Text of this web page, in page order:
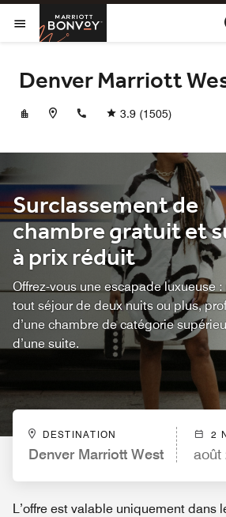
Skip to Content
Ouvrir le menu
Marriott
Denver Marriott
+13032799100
3.9 (1505)
Surclassement de
chambre gratuit et
à prix réduit
Offrez-vous une escapade luxueuse
tout séjour de deux nuits ou plus,
d’une chambre de catégorie
d’une suite.
DESTINATION
Denver Marriott West
2
août
L’offre est valable uniquement dans